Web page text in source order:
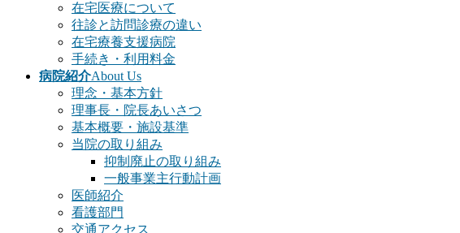
在宅医療について
往診と訪問診療の違い
在宅療養支援病院
手続き・利用料金
病院紹介About Us
理念・基本方針
理事長・院長あいさつ
基本概要・施設基準
当院の取り組み
抑制廃止の取り組み
一般事業主行動計画
医師紹介
看護部門
交通アクセス